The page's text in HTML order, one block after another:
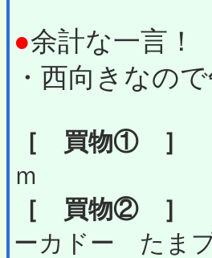
●余計な一言！
・西向きなの
［ 買物① ］
ｍ
［ 買物② ］
ーカドー たま